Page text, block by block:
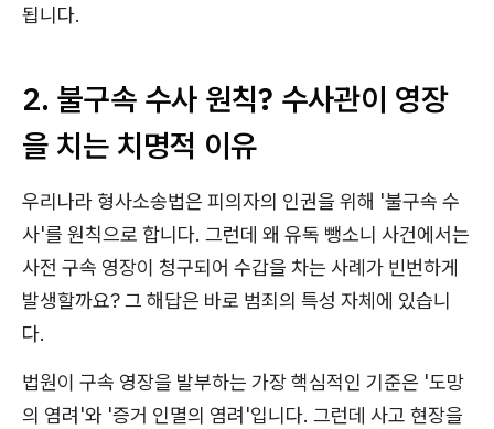
됩니다.
2. 불구속 수사 원칙? 수사관이 영장
을 치는 치명적 이유
우리나라 형사소송법은 피의자의 인권을 위해 '불구속 수
사'를 원칙으로 합니다. 그런데 왜 유독 뺑소니 사건에서는
사전 구속 영장이 청구되어 수갑을 차는 사례가 빈번하게
발생할까요? 그 해답은 바로 범죄의 특성 자체에 있습니
다.
법원이 구속 영장을 발부하는 가장 핵심적인 기준은 '도망
의 염려'와 '증거 인멸의 염려'입니다. 그런데 사고 현장을